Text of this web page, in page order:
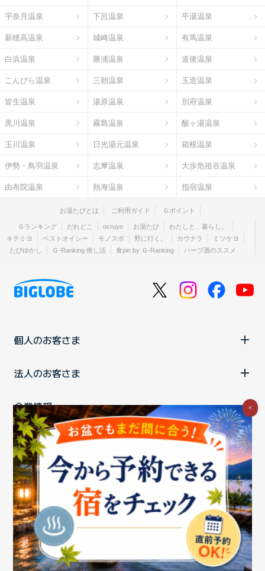
宇奈月温泉 下呂温泉 平湯温泉
新穂高温泉 城崎温泉 有馬温泉
白浜温泉 勝浦温泉 道後温泉
こんぴら温泉 三朝温泉 玉造温泉
皆生温泉 湯原温泉 別府温泉
黒川温泉 霧島温泉 酸ヶ湯温泉
玉川温泉 日光湯元温泉 箱根温泉
伊勢・鳥羽温泉 志摩温泉 大歩危祖谷温泉
由布院温泉 熱海温泉 指宿温泉
お湯たびとは ご利用ガイド Ｇポイント
Ｇランキング だれどこ ocruyo お湯たび
わたしと、暮らし。
キテミヨ
ベストオイシー モノスポ 野に行く。 カウナラ
ミツケヨ
たびゆかし
Ｇ-Ranking 推し活 食pin by Ｇ-Ranking ハーブ酒のススメ
個人のお客さま
法人のお客さま
企業情報
ご利用中の方
お問い合わせ消費税の表示 ウェブアクセシビリティの取り組み
個人情報保護ポリシープライバシーポータル
Cookieポリシー
特定商取引法に基づく表記情報セキュリティ基本方針
商標についてBIGLOBEトップ
×